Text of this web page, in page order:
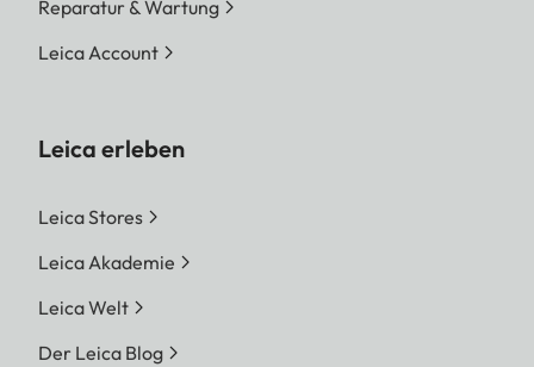
Reparatur & Wartung
Leica Account
Leica erleben
Leica Stores
Leica Akademie
Leica Welt
Der Leica Blog